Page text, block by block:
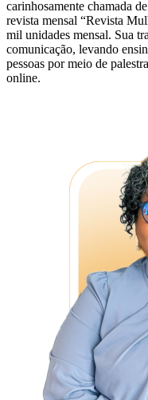
carinhosamente chamada
revista mensal “Revista
mil unidades mensal. Sua
comunicação, levando
pessoas por meio de
online.